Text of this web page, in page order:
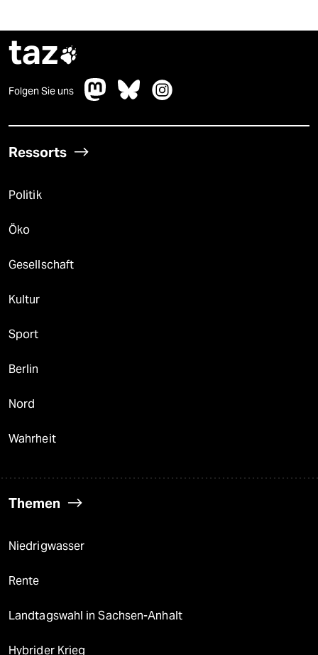
taz
Folgen Sie uns
Ressorts
Politik
Öko
Gesellschaft
Kultur
Sport
Berlin
Nord
Wahrheit
Themen
Niedrigwasser
Rente
Landtagswahl in Sachsen-Anhalt
Hybrider Krieg